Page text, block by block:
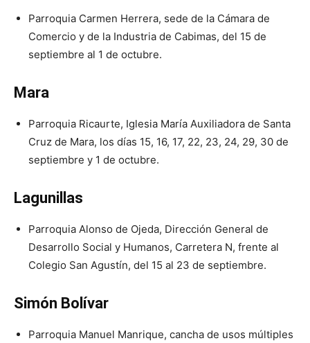
Parroquia Carmen Herrera, sede de la Cámara de
Comercio y de la Industria de Cabimas, del 15 de
septiembre al 1 de octubre.
Mara
Parroquia Ricaurte, Iglesia María Auxiliadora de Santa
Cruz de Mara, los días 15, 16, 17, 22, 23, 24, 29, 30 de
septiembre y 1 de octubre.
Lagunillas
Parroquia Alonso de Ojeda, Dirección General de
Desarrollo Social y Humanos, Carretera N, frente al
Colegio San Agustín, del 15 al 23 de septiembre.
Simón Bolívar
Parroquia Manuel Manrique, cancha de usos múltiples